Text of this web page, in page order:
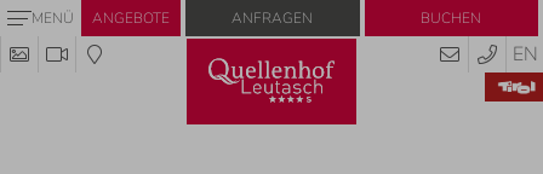
MENÜ ANGEBOTE Buchen
Anfragen
EN